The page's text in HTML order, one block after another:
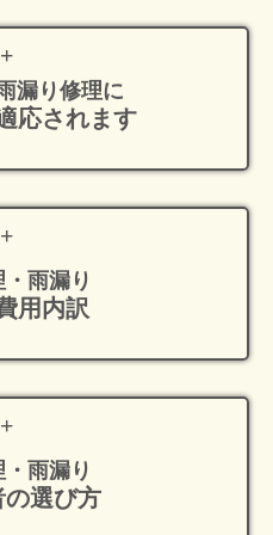
漏り修理に
応されます
雨漏り
用内訳
雨漏り
選び方